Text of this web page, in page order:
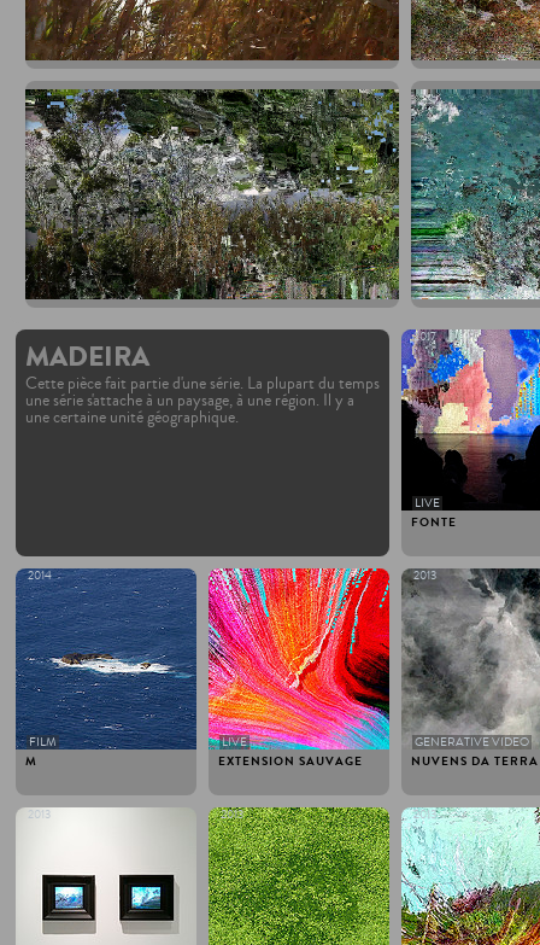
MADEIRA
Cette pièce fait partie d'une série. La plupart du temps
une série s'attache à un paysage, à une région. Il y a
une certaine unité géographique.
FONTE
2017
LIVE
M
2014
FILM
EXTENSION SAUVAGE
2013
LIVE
NUVENS DA
2013
GENERATIVE VIDEO
2013 2013 2013